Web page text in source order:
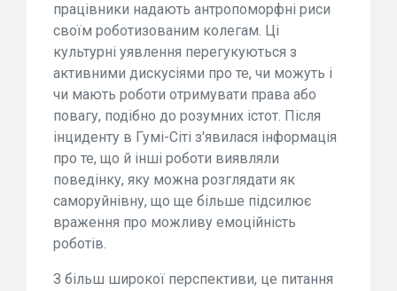
працівники надають антропоморфні риси
своїм роботизованим колегам. Ці
культурні уявлення перегукуються з
активними дискусіями про те, чи можуть і
чи мають роботи отримувати права або
повагу, подібно до розумних істот. Після
інциденту в Гумі-Сіті з'явилася інформація
про те, що й інші роботи виявляли
поведінку, яку можна розглядати як
саморуйнівну, що ще більше підсилює
враження про можливу емоційність
роботів.
З більш широкої перспективи, це питання